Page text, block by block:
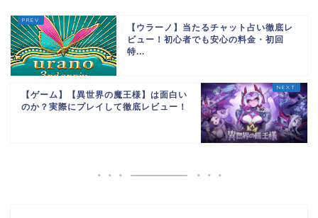
【ウラーノ】当たるチャット占い徹底レ
ビュー！初心者でも安心の料金・初回
特...
【ゲーム】【異世界の魔王様】は面白い
のか？実際にプレイして徹底レビュー！